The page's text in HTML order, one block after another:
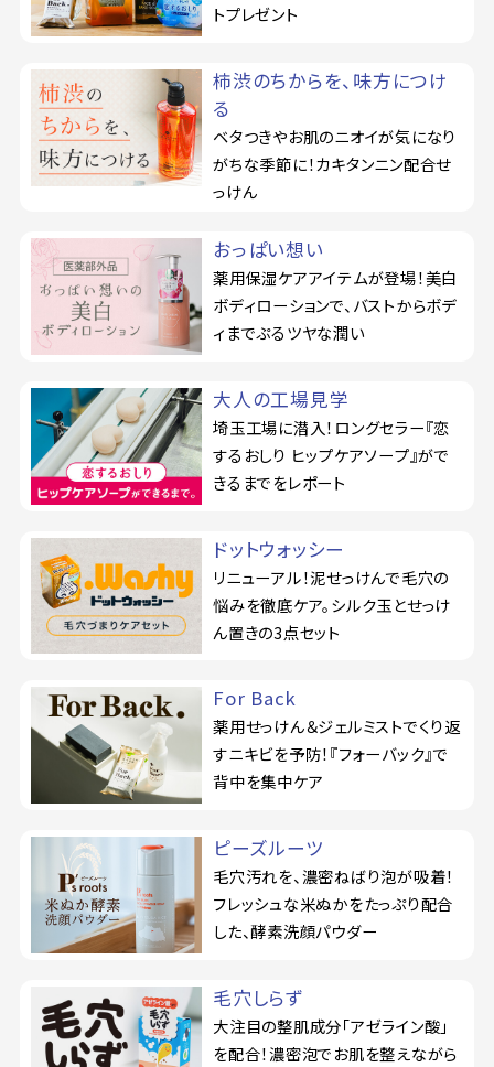
よくあるご質問
会員登録でお得
NEWS一覧
トプレゼント
柿渋のちからを、味方につけ
る
ベタつきやお肌のニオイが気になり
がちな季節に！カキタンニン配合せ
っけん
おっぱい想い
薬用保湿ケアアイテムが登場！美白
ボディローションで、バストからボデ
ィまでぷるツヤな潤い
大人の工場見学
埼玉工場に潜入！ロングセラー『恋
するおしり ヒップケアソープ』がで
きるまでをレポート
ドットウォッシー
リニューアル！泥せっけんで毛穴の
悩みを徹底ケア。シルク玉とせっけ
ん置きの3点セット
For Back
薬用せっけん＆ジェルミストでくり返
すニキビを予防！『フォーバック』で
背中を集中ケア
ピーズルーツ
毛穴汚れを、濃密ねばり泡が吸着！
フレッシュな米ぬかをたっぷり配合
した、酵素洗顔パウダー
毛穴しらず
大注目の整肌成分「アゼライン酸」
を配合！濃密泡でお肌を整えながら